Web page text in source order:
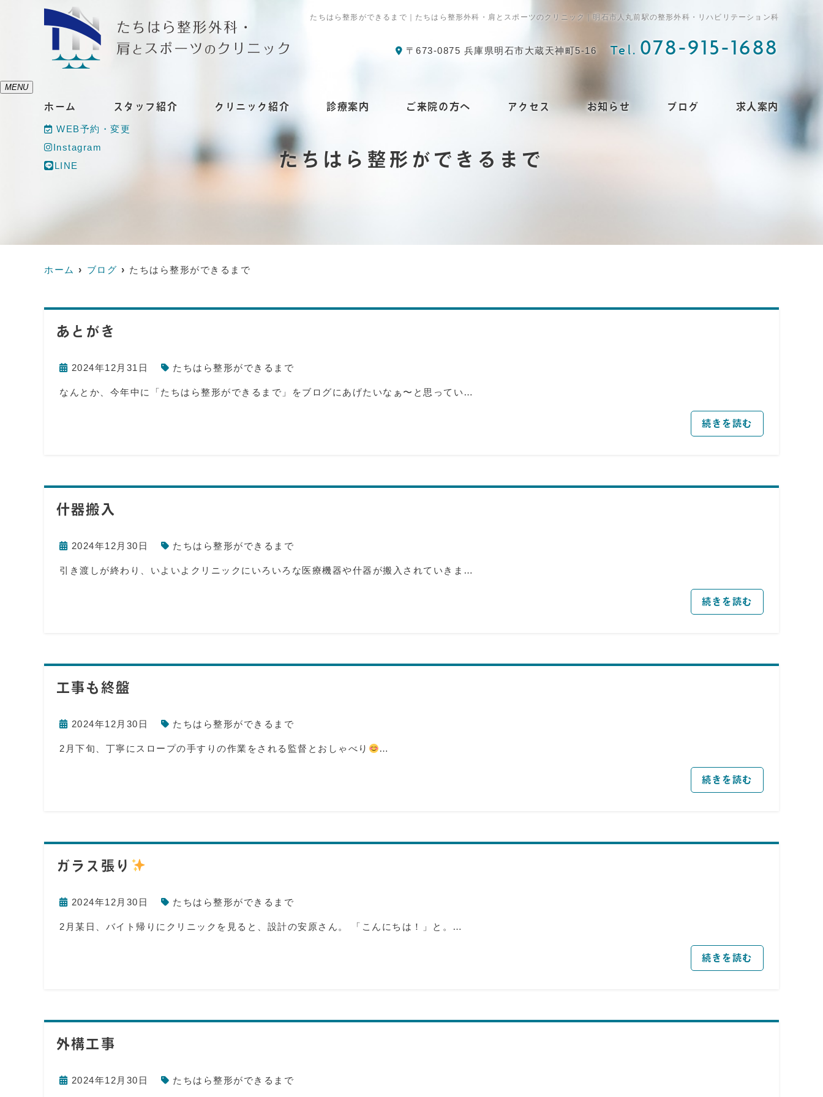
たちはら整形ができるまで｜たちはら整形外科・肩とスポーツのクリニック｜明石市人丸前駅の整形外科・リハビリテーション科
〒673-0875 兵庫県明石市大蔵天神町5-16 Tel. 078-915-1688
MENU
ホーム スタッフ紹介 クリニック紹介 診療案内 ご来院の方へ アクセス お知らせ ブログ 求人案内
WEB予約・変更
Instagram
LINE
たちはら整形ができるまで
ホーム ブログ たちはら整形ができるまで
あとがき
2024年12月31日 たちはら整形ができるまで
なんとか、今年中に「たちはら整形ができるまで」をブログにあげたいなぁ〜と思ってい…
続きを読む
什器搬入
2024年12月30日 たちはら整形ができるまで
引き渡しが終わり、いよいよクリニックにいろいろな医療機器や什器が搬入されていきま…
続きを読む
工事も終盤
2024年12月30日 たちはら整形ができるまで
2月下旬、丁寧にスロープの手すりの作業をされる監督とおしゃべり …
続きを読む
ガラス張り
2024年12月30日 たちはら整形ができるまで
2月某日、バイト帰りにクリニックを見ると、設計の安原さん。 「こんにちは！」と。…
続きを読む
外構工事
2024年12月30日 たちはら整形ができるまで